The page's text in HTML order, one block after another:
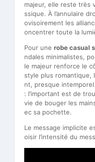
majeur, elle reste très
ssique. À l’annulaire
ovisoirement les
oncentrer toute la
Pour une robe casual
ndales minimalistes,
le majeur renforce le
style plus romantique,
nt, presque
: l’important est de
vie de bouger les
ec sa pochette.
Le message implicite
oisir l’intensité du